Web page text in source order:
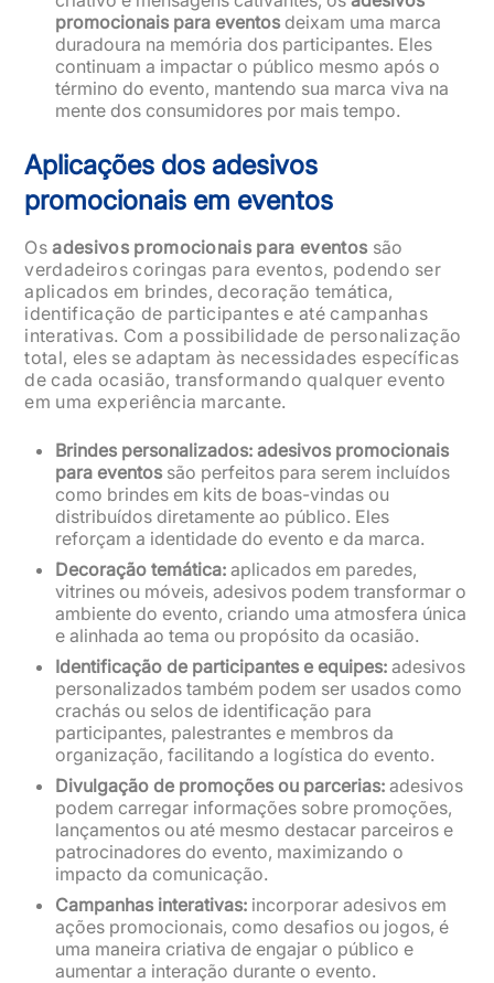
promocionais para eventosdeixam uma marca
duradoura na memória dos participantes. Eles
continuam a impactar o público mesmo após o
término do evento, mantendo sua marca viva na
mente dos consumidores por mais tempo.
Aplicações dos adesivos
promocionais em eventos
Os adesivos promocionais para eventossão
verdadeiros coringas para eventos, podendo ser
aplicados em brindes, decoração temática,
identificação de participantes e até campanhas
interativas. Com a possibilidade de personalização
total, eles se adaptam às necessidades específicas
de cada ocasião, transformando qualquer evento
em uma experiência marcante.
Brindes personalizados: adesivos promocionais
para eventossão perfeitos para serem incluídos
como brindes em kits de boas-vindas ou
distribuídos diretamente ao público. Eles
reforçam a identidade do evento e da marca.
Decoração temática: aplicados em paredes,
vitrines ou móveis, adesivos podem transformar o
ambiente do evento, criando uma atmosfera única
e alinhada ao tema ou propósito da ocasião.
Identificação de participantes e equipes: adesivos
personalizados também podem ser usados como
crachás ou selos de identificação para
participantes, palestrantes e membros da
organização, facilitando a logística do evento.
Divulgação de promoções ou parcerias: adesivos
podem carregar informações sobre promoções,
lançamentos ou até mesmo destacar parceiros e
patrocinadores do evento, maximizando o
impacto da comunicação.
Campanhas interativas: incorporar adesivos em
ações promocionais, como desafios ou jogos, é
uma maneira criativa de engajar o público e
aumentar a interação durante o evento.